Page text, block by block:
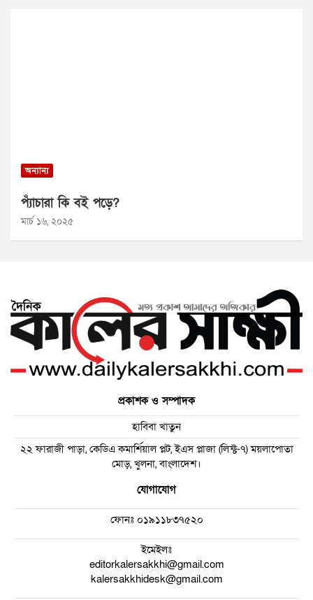
অন্যান্য
প্যাঁচারা কি বই পড়ে?
মার্চ ১৬, ২০২৫
প্রকাশক ও সম্পাদক
হাবিবা খাতুন
২২ ফারাজী পাড়া, কেডিএ কমার্শিয়াল প্লট, ইএস প্লাজা (লিফ্ট-৭) ময়লাপোতা
মোড়, খুলনা, বাংলাদেশ।
যোগাযোগ
ফোনঃ০১৯১১৮৩৭৫২০
ইমেইলঃ
editorkalersakkhi@gmail.com
kalersakkhidesk@gmail.com